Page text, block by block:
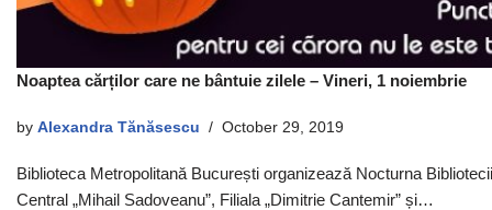
Noaptea cărților care ne bântuie zilele – Vineri, 1 noiembrie
by Alexandra Tănăsescu October 29, 2019
Biblioteca Metropolitană București organizează Nocturna
Central „Mihail Sadoveanu”, Filiala „Dimitrie Cantemir” și…